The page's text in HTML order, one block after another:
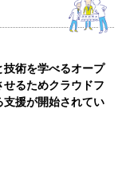
技術を学べるオープ
るためクラウドフ
支援が開始されてい